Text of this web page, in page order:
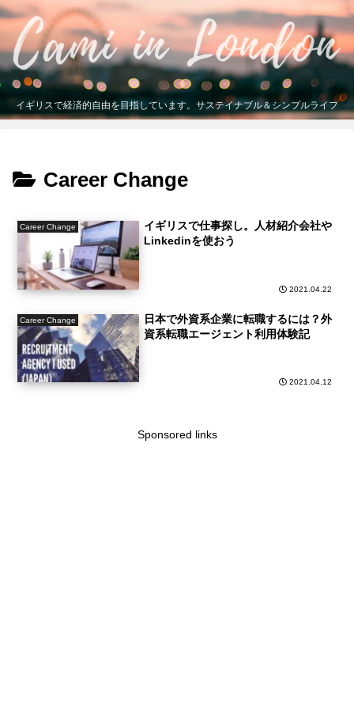
イギリスで経済的自由を目指しています。サステイナブル＆シンプルライフ
Career Change
Career Change
イギリスで仕事探し。人材紹介会社や
Linkedinを使おう
2021.04.22
Career Change
日本で外資系企業に転職するには？外
資系転職エージェント利用体験記
2021.04.12
Sponsored links